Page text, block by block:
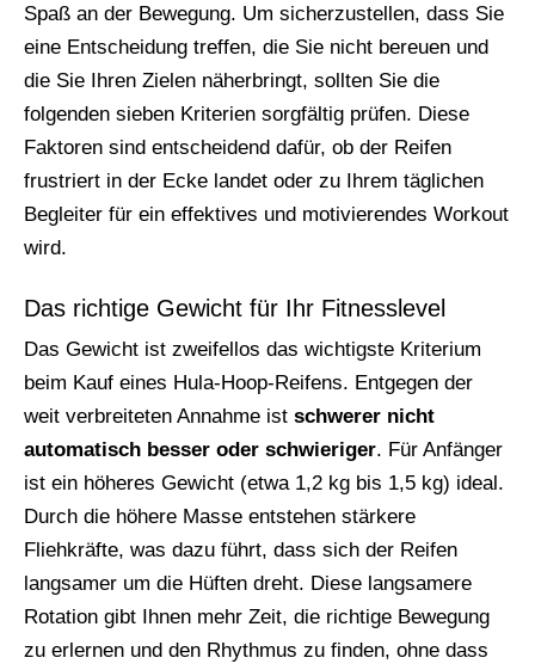
Spaß an der Bewegung. Um sicherzustellen, dass Sie
eine Entscheidung treffen, die Sie nicht bereuen und
die Sie Ihren Zielen näherbringt, sollten Sie die
folgenden sieben Kriterien sorgfältig prüfen. Diese
Faktoren sind entscheidend dafür, ob der Reifen
frustriert in der Ecke landet oder zu Ihrem täglichen
Begleiter für ein effektives und motivierendes Workout
wird.
Das richtige Gewicht für Ihr Fitnesslevel
Das Gewicht ist zweifellos das wichtigste Kriterium
beim Kauf eines Hula-Hoop-Reifens. Entgegen der
weit verbreiteten Annahme ist schwerer nicht
automatisch besser oder schwieriger. Für Anfänger
ist ein höheres Gewicht (etwa 1,2 kg bis 1,5 kg) ideal.
Durch die höhere Masse entstehen stärkere
Fliehkräfte, was dazu führt, dass sich der Reifen
langsamer um die Hüften dreht. Diese langsamere
Rotation gibt Ihnen mehr Zeit, die richtige Bewegung
zu erlernen und den Rhythmus zu finden, ohne dass